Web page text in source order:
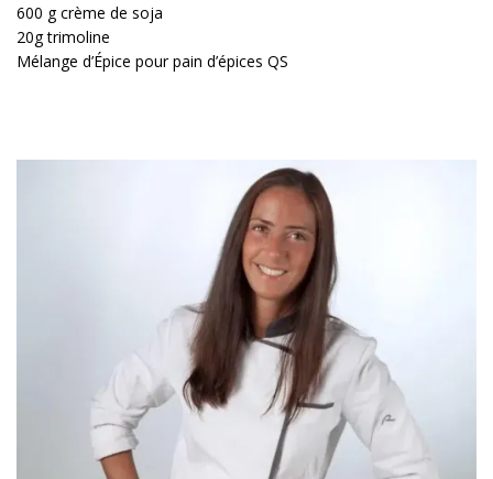
600 g crème de soja
20g trimoline
Mélange d’Épice pour pain d’épices QS